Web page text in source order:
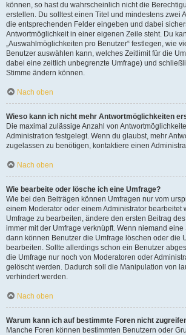
können, so hast du wahrscheinlich nicht die
erstellen. Du solltest einen Titel und mindestens zwei
die entsprechenden Felder eingeben und dabei
Antwortmöglichkeit in einer eigenen Zeile steht. Du
„Auswahlmöglichkeiten pro Benutzer“ festlegen, wie
Benutzer auswählen kann, welches Zeitlimit für die
dabei eine zeitlich unbegrenzte Umfrage) und
Stimme ändern können.
Nach oben
Wieso kann ich nicht mehr Antwortmöglichkeiten
Die maximal zulässige Anzahl von
Administration festgelegt. Wenn du glaubst, mehr
zugelassen zu benötigen, kontaktiere einen
Nach oben
Wie bearbeite oder lösche ich eine Umfrage?
Wie bei den Beiträgen können Umfragen nur vom
einem Moderator oder einem Administrator bearbeitet
Umfrage zu bearbeiten, ändere den ersten Beitrag
immer mit der Umfrage verknüpft. Wenn niemand
dann können Benutzer die Umfrage löschen oder die
bearbeiten. Sollte allerdings schon ein Benutzer
die Umfrage nur noch von Moderatoren oder
gelöscht werden. Dadurch soll die Manipulation von
verhindert werden.
Nach oben
Warum kann ich auf bestimmte Foren nicht
Manche Foren können bestimmten Benutzern oder